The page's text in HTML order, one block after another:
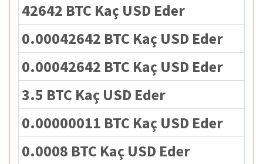
42642 BTC Kaç USD Eder
0.00042642 BTC Kaç USD Eder
0.00042642 BTC Kaç USD Eder
3.5 BTC Kaç USD Eder
0.00000011 BTC Kaç USD Eder
0.0008 BTC Kaç USD Eder